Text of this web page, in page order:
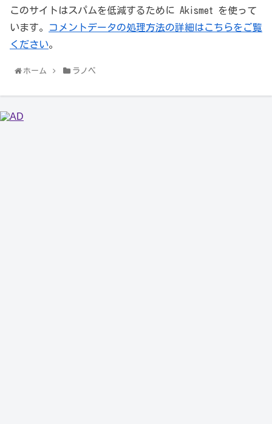
このサイトはスパムを低減するために Akismet を使って
います。
コメントデータの処理方法の詳細はこちらをご覧
ください。
ホーム ラノベ